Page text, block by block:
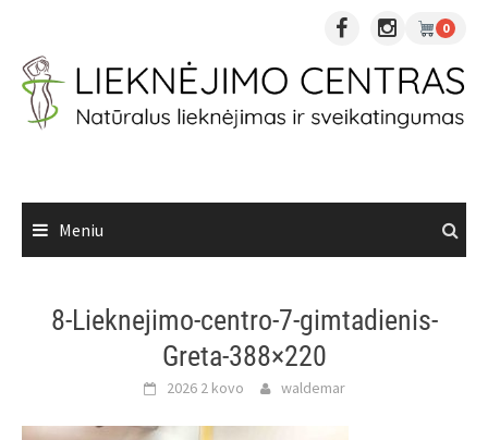
content
0
Meniu
8-Lieknejimo-centro-7-gimtadienis-
Greta-388×220
2026 2 kovo waldemar